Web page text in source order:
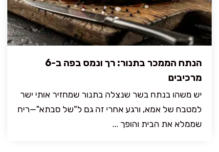
הנתח הממכר בתנור: רך ונמס בפה ב-6
מרכיבים
יש משהו בנתח בשר שנצלה בתנור שמחזיר אותי ישר
למטבח של אמא, ורגע אחרי זה גם ל"של סבתא"—ריח
שממלא את הבית והופך ...